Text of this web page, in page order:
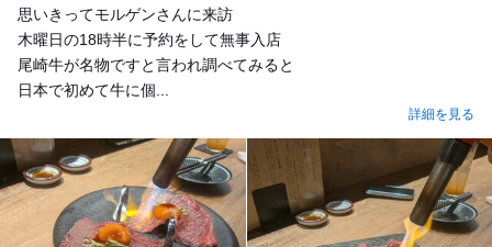
思いきってモルゲンさんに来訪
木曜日の18時半に予約をして無事入店
尾崎牛が名物ですと言われ調べてみると
日本で初めて牛に個...
詳細を見る